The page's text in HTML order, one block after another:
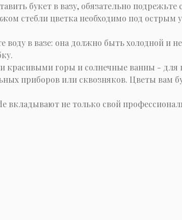
букет в вазу, обязательно
стебли цветка необходимо под острым
воду в вазе: она должно быть холодной и
горы и солнечные ванны - для
приборов или сквозняков. Цветы вам
вкладывают не только свой